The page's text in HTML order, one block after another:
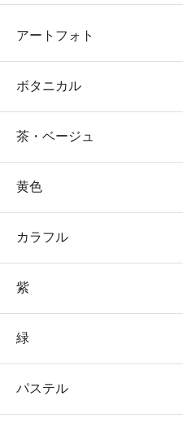
アートフォト
ボタニカル
茶・ベージュ
黄色
カラフル
紫
緑
パステル